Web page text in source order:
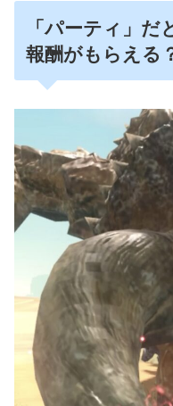
「パーティ」だ
報酬がもらえる